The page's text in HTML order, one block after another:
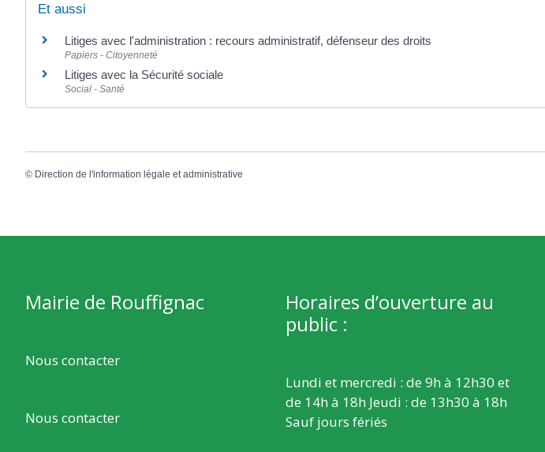
Et aussi
Litiges avec l'administration : recours administratif, défenseur des droits
Papiers - Citoyenneté
Litiges avec la Sécurité sociale
Social - Santé
© Direction de l'information légale et administrative
Mairie de Rouffignac
Nous contacter
Nous contacter
Horaires d’ouverture au
public :
Lundi et mercredi : de 9h à 12h30 et
de 14h à 18h Jeudi : de 13h30 à 18h
Sauf jours fériés